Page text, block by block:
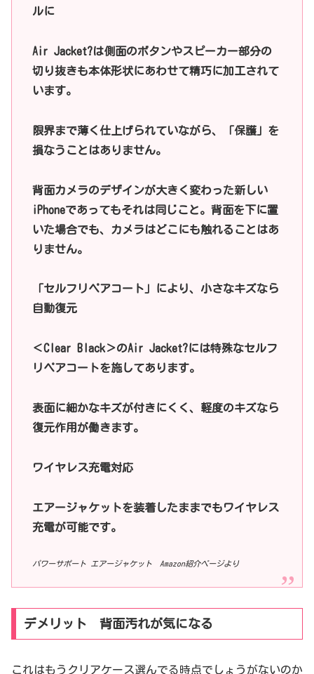
ルに
Air Jacket?は側面のボタンやスピーカー部分の
切り抜きも本体形状にあわせて精巧に加工されて
います。
限界まで薄く仕上げられていながら、「保護」を
損なうことはありません。
背面カメラのデザインが大きく変わった新しい
iPhoneであってもそれは同じこと。背面を下に置
いた場合でも、カメラはどこにも触れることはあ
りません。
「セルフリペアコート」により、小さなキズなら
自動復元
＜Clear Black＞のAir Jacket?には特殊なセルフ
リペアコートを施してあります。
表面に細かなキズが付きにくく、軽度のキズなら
復元作用が働きます。
ワイヤレス充電対応
エアージャケットを装着したままでもワイヤレス
充電が可能です。
パワーサポート エアージャケット Amazon紹介ページより
デメリット 背面汚れが気になる
これはもうクリアケース選んでる時点でしょうがないのか